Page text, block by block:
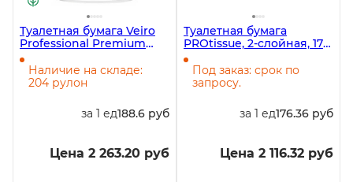
Туалетная бумага Veiro
Professional Premium
T305, 2-слойная, белая,
170 метров, 12 рулонов в
упаковке
Наличие на складе:
204 рулон
за 1 ед188.6 руб
Цена 2 263.20 руб
Туалетная бумага
PROtissue, 2-слойная, 170
метров, с тиснением,
белая, 12 рулонов в
упаковке
Под заказ: срок по
запросу.
за 1 ед176.36 руб
Цена 2 116.32 руб